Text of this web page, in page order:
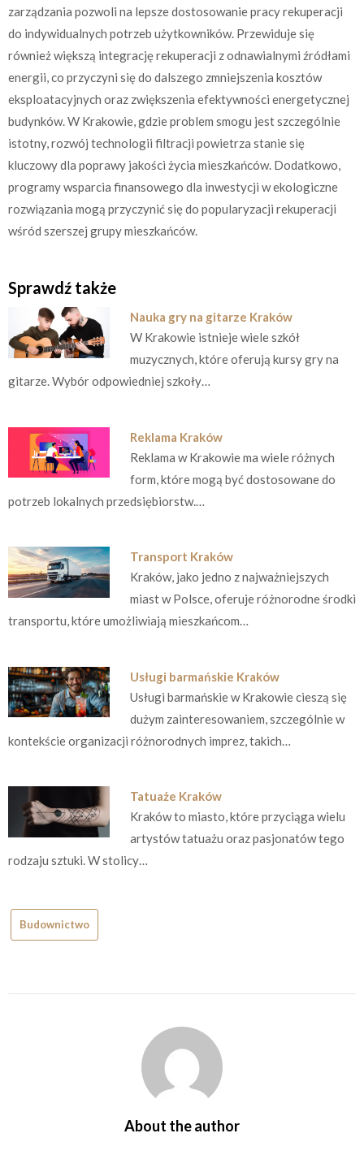
zarządzania pozwoli na lepsze dostosowanie pracy rekuperacji
do indywidualnych potrzeb użytkowników. Przewiduje się
również większą integrację rekuperacji z odnawialnymi źródłami
energii, co przyczyni się do dalszego zmniejszenia kosztów
eksploatacyjnych oraz zwiększenia efektywności energetycznej
budynków. W Krakowie, gdzie problem smogu jest szczególnie
istotny, rozwój technologii filtracji powietrza stanie się
kluczowy dla poprawy jakości życia mieszkańców. Dodatkowo,
programy wsparcia finansowego dla inwestycji w ekologiczne
rozwiązania mogą przyczynić się do popularyzacji rekuperacji
wśród szerszej grupy mieszkańców.
Sprawdź także
Nauka gry na gitarze Kraków
W Krakowie istnieje wiele szkół
muzycznych, które oferują kursy gry na
gitarze. Wybór odpowiedniej szkoły…
Reklama Kraków
Reklama w Krakowie ma wiele różnych
form, które mogą być dostosowane do
potrzeb lokalnych przedsiębiorstw.…
Transport Kraków
Kraków, jako jedno z najważniejszych
miast w Polsce, oferuje różnorodne środki
transportu, które umożliwiają mieszkańcom…
Usługi barmańskie Kraków
Usługi barmańskie w Krakowie cieszą się
dużym zainteresowaniem, szczególnie w
kontekście organizacji różnorodnych imprez, takich…
Tatuaże Kraków
Kraków to miasto, które przyciąga wielu
artystów tatuażu oraz pasjonatów tego
rodzaju sztuki. W stolicy…
Budownictwo
About the author